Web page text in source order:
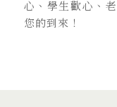
心、學生歡心、
您的到來！